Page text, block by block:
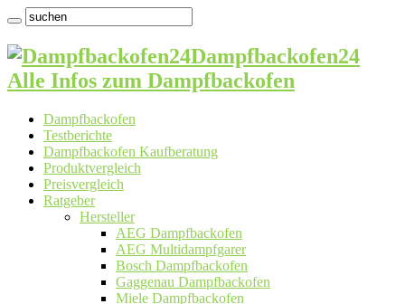
Dampfbackofen24
Alle Infos zum Dampfbackofen
Dampfbackofen
Testberichte
Dampfbackofen Kaufberatung
Produktvergleich
Preisvergleich
Ratgeber
Hersteller
AEG Dampfbackofen
AEG Multidampfgarer
Bosch Dampfbackofen
Gaggenau Dampfbackofen
Miele Dampfbackofen